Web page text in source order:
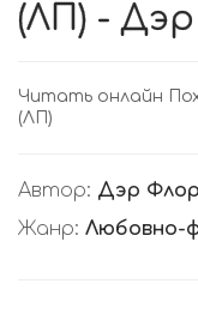
(ЛП) -
Читать онлайн
(ЛП)
Автор: Дэр
Жанр: Любовно-